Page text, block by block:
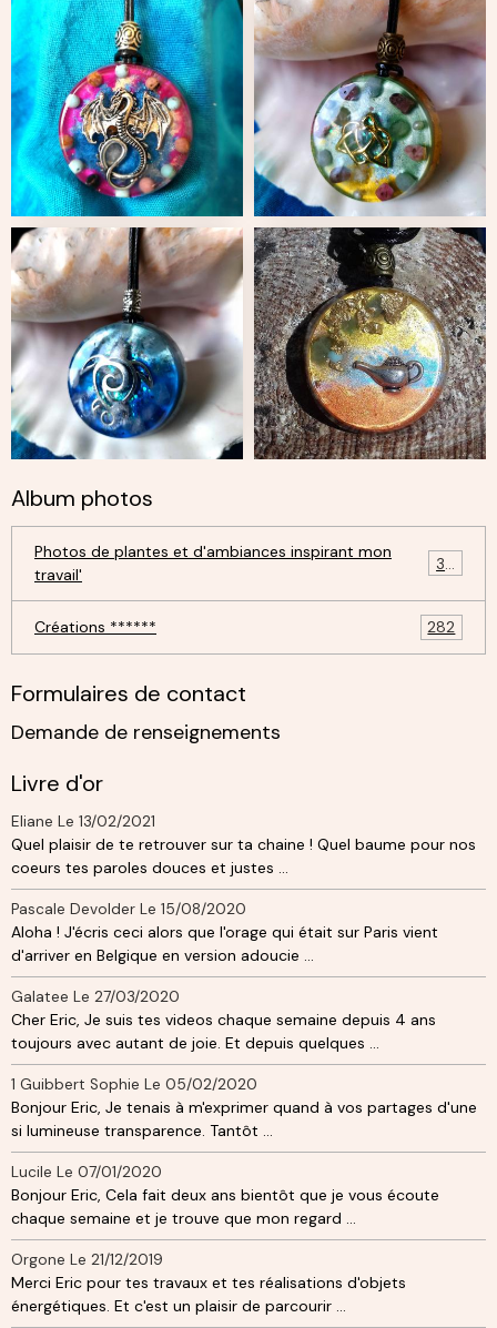
Album photos
Photos de plantes et d'ambiances inspirant mon
travail'
30
Créations ****** 282
Formulaires de contact
Demande de renseignements
Livre d'or
Eliane Le 13/02/2021
Quel plaisir de te retrouver sur ta chaine ! Quel baume pour nos
coeurs tes paroles douces et justes ...
Pascale Devolder Le 15/08/2020
Aloha ! J'écris ceci alors que l'orage qui était sur Paris vient
d'arriver en Belgique en version adoucie ...
Galatee Le 27/03/2020
Cher Eric, Je suis tes videos chaque semaine depuis 4 ans
toujours avec autant de joie. Et depuis quelques ...
1 Guibbert Sophie Le 05/02/2020
Bonjour Eric, Je tenais à m'exprimer quand à vos partages d'une
si lumineuse transparence. Tantôt ...
Lucile Le 07/01/2020
Bonjour Eric, Cela fait deux ans bientôt que je vous écoute
chaque semaine et je trouve que mon regard ...
Orgone Le 21/12/2019
Merci Eric pour tes travaux et tes réalisations d'objets
énergétiques. Et c'est un plaisir de parcourir ...